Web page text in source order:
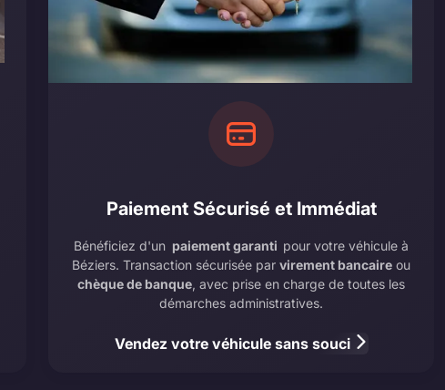
Paiement Sécurisé et Immédiat
Bénéficiez d'un paiement garanti pour votre véhicule à
Béziers. Transaction sécurisée par virement bancaire ou
chèque de banque, avec prise en charge de toutes les
démarches administratives.
Vendez votre véhicule sans souci